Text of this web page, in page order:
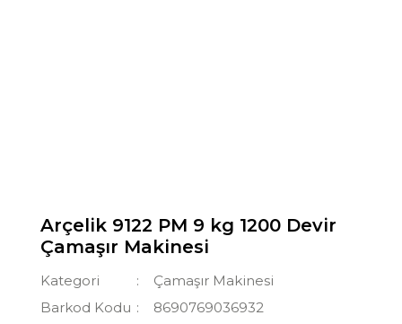
Arçelik 9122 PM 9 kg 1200 Devir
Çamaşır Makinesi
Kategori
Çamaşır Makinesi
Barkod Kodu
8690769036932